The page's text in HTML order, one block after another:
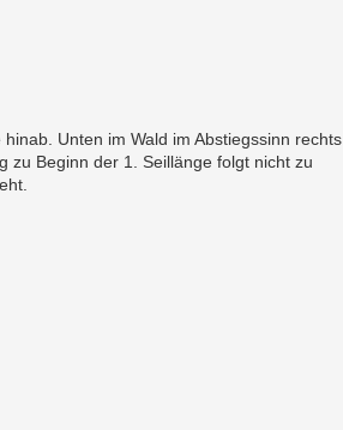
Unten im Wald im Abstiegssinn rechts
zu Beginn der 1. Seillänge folgt nicht zu